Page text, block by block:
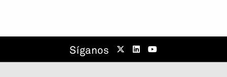
Síganos